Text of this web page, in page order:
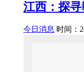
江西：探
今日消息 时间：